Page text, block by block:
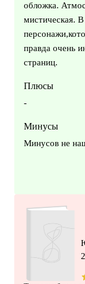
обложка.
мистическая.
правда очень
страниц.
Плюсы
-
Минусы
Минусов не